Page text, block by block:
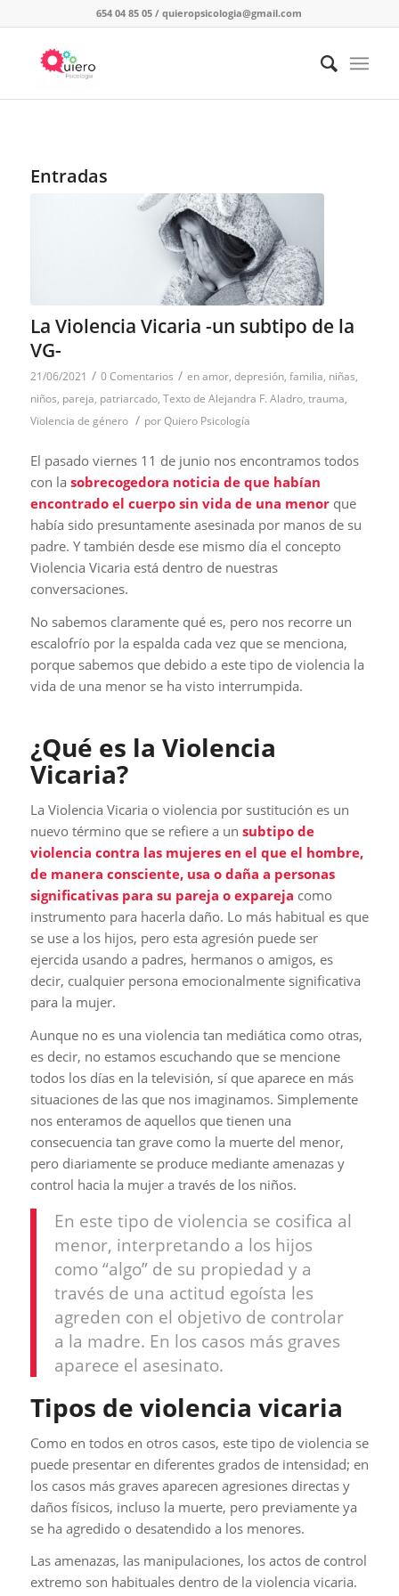
654 04 85 05 /quieropsicologia@gmail.com
Entradas
La Violencia Vicaria -un subtipo de la
VG-
21/06/2021 / 0 Comentarios / enamor, depresión, familia, niñas,
niños, pareja, patriarcado, Texto de Alejandra F. Aladro, trauma,
Violencia de género / porQuiero Psicología
El pasado viernes 11 de junio nos encontramos todos
con la sobrecogedora noticia de que habían
encontrado el cuerpo sin vida de una menorque
había sido presuntamente asesinada por manos de su
padre. Y también desde ese mismo día el concepto
Violencia Vicaria está dentro de nuestras
conversaciones.
No sabemos claramente qué es, pero nos recorre un
escalofrío por la espalda cada vez que se menciona,
porque sabemos que debido a este tipo de violencia la
vida de una menor se ha visto interrumpida.
¿Qué es la Violencia
Vicaria?
La Violencia Vicaria o violencia por sustitución es un
nuevo término que se refiere a un subtipo de
violencia contra las mujeres en el que el hombre,
de manera consciente, usa o daña a personas
significativas para su pareja o expareja como
instrumento para hacerla daño. Lo más habitual es que
se use a los hijos, pero esta agresión puede ser
ejercida usando a padres, hermanos o amigos, es
decir, cualquier persona emocionalmente significativa
para la mujer.
Aunque no es una violencia tan mediática como otras,
es decir, no estamos escuchando que se mencione
todos los días en la televisión, sí que aparece en más
situaciones de las que nos imaginamos. Simplemente
nos enteramos de aquellos que tienen una
consecuencia tan grave como la muerte del menor,
pero diariamente se produce mediante amenazas y
control hacia la mujer a través de los niños.
En este tipo de violencia se cosifica al
menor, interpretando a los hijos
como “algo” de su propiedad y a
través de una actitud egoísta les
agreden con el objetivo de controlar
a la madre. En los casos más graves
aparece el asesinato.
Tipos de violencia vicaria
Como en todos en otros casos, este tipo de violencia se
puede presentar en diferentes grados de intensidad; en
los casos más graves aparecen agresiones directas y
daños físicos, incluso la muerte, pero previamente ya
se ha agredido o desatendido a los menores.
Las amenazas, las manipulaciones, los actos de control
extremo son habituales dentro de la violencia vicaria.